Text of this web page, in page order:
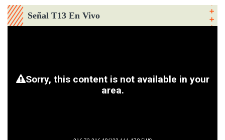
Señal T13 En Vivo